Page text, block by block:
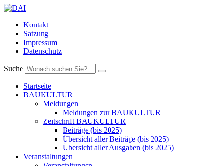
Kontakt
Satzung
Impressum
Datenschutz
Suche
Startseite
BAUKULTUR
Meldungen
Meldungen zur BAUKULTUR
Zeitschrift BAUKULTUR
Beiträge (bis 2025)
Übersicht aller Beiträge (bis 2025)
Übersicht aller Ausgaben (bis 2025)
Veranstaltungen